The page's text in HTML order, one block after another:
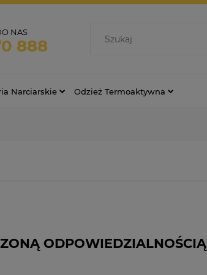
NAS
888
Narciarskie Odzież Termoaktywna
ODPOWIEDZIALNOŚCIĄ